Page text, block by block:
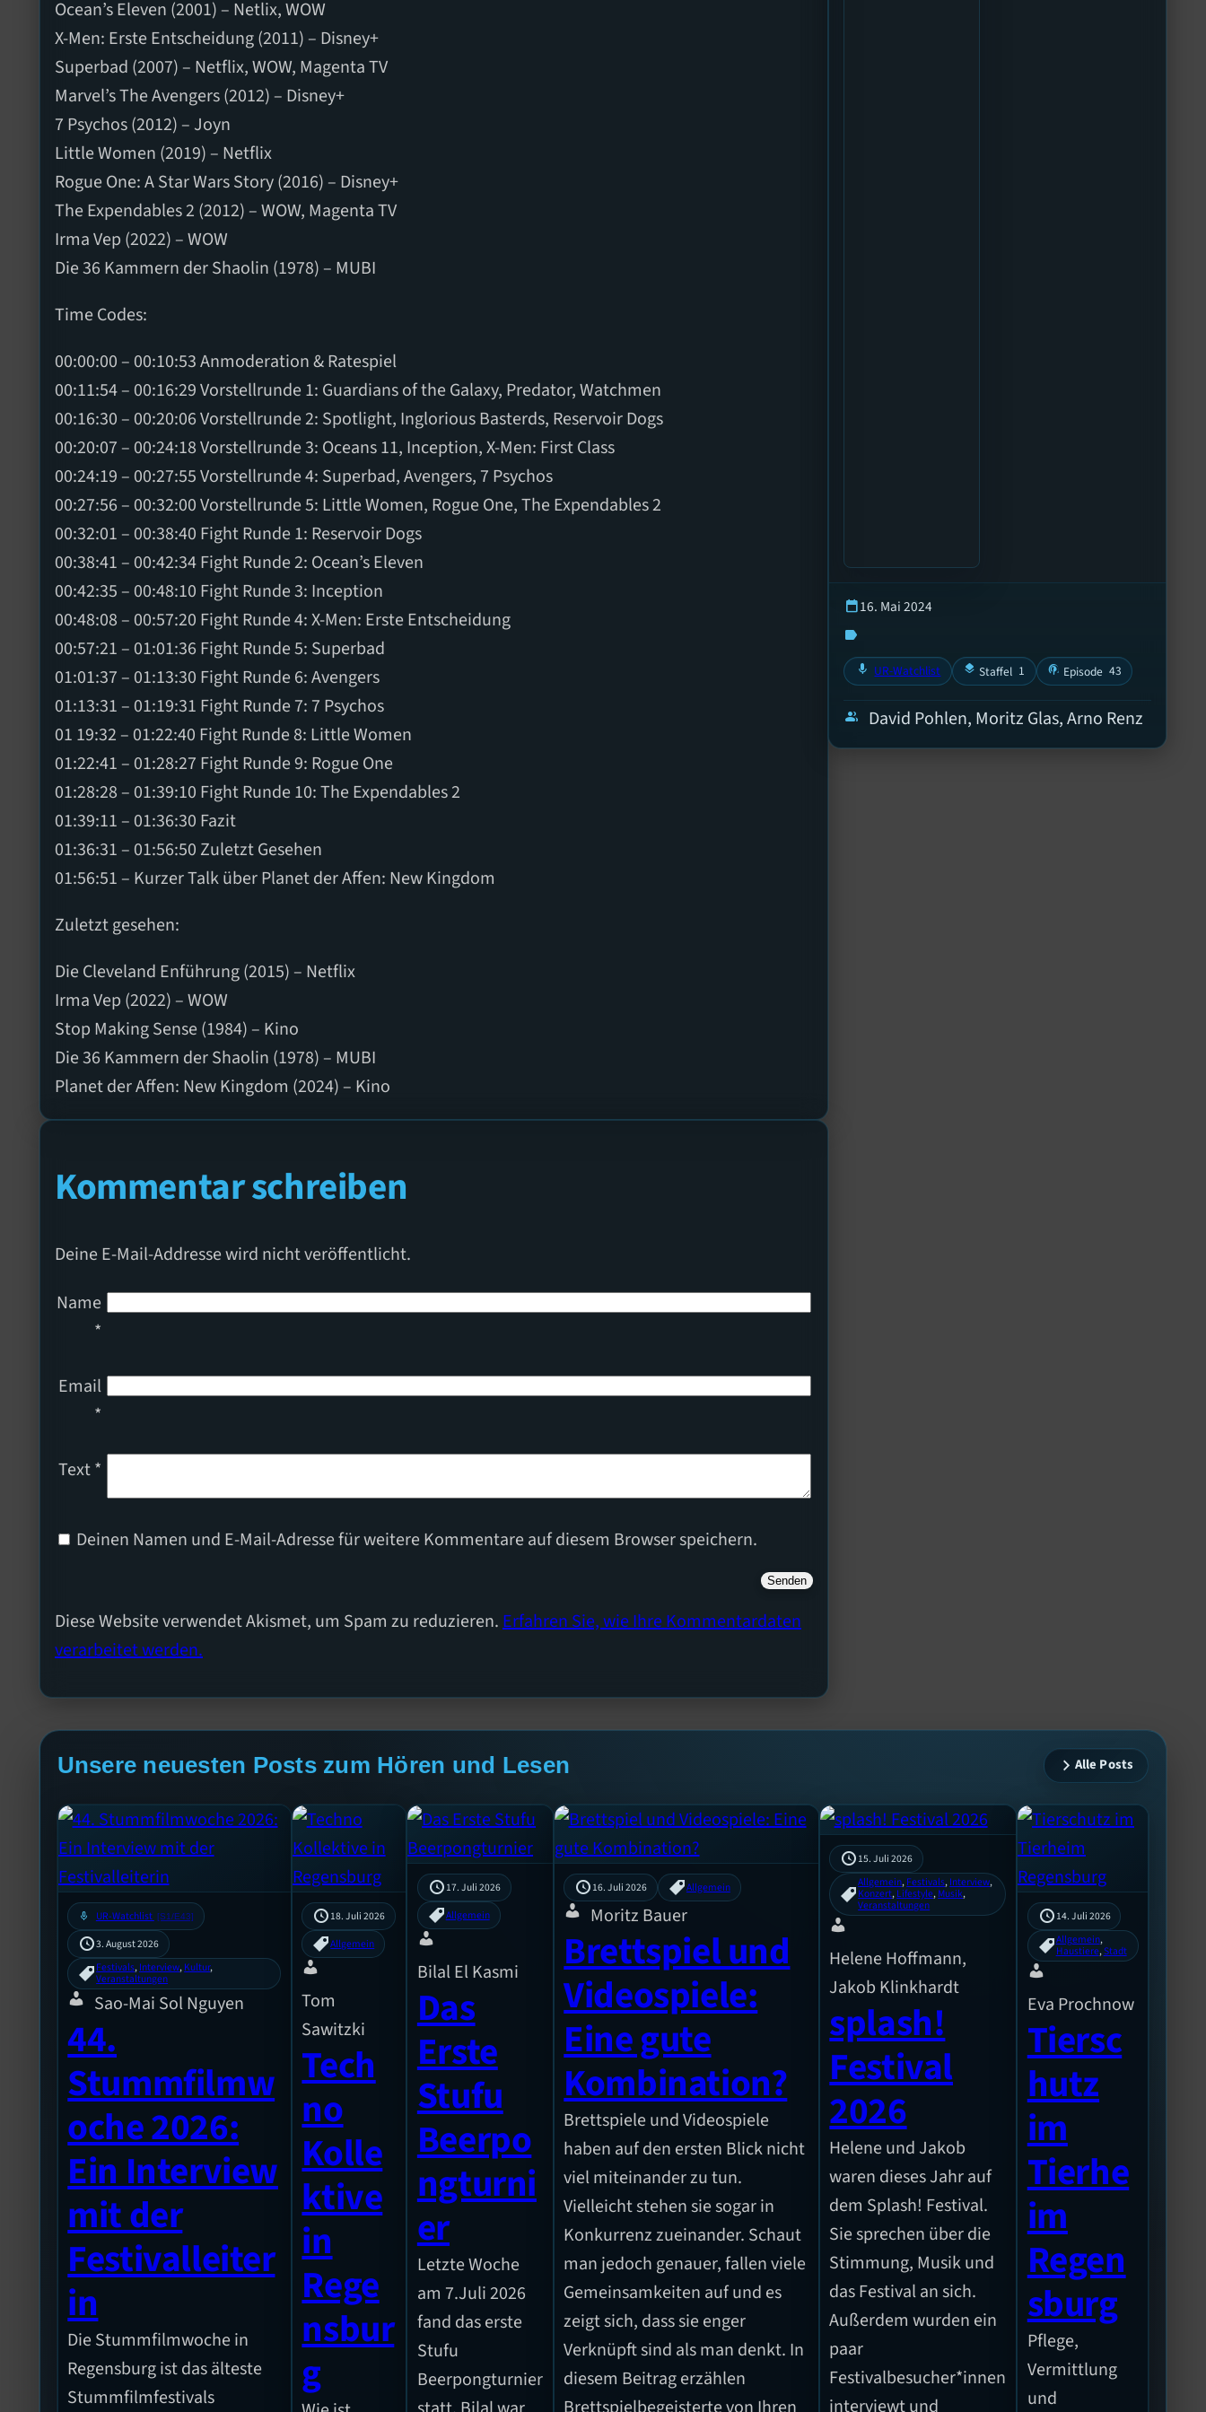
Ocean’s Eleven (2001) – Netlix, WOW
X-Men: Erste Entscheidung (2011) – Disney+
Superbad (2007) – Netflix, WOW, Magenta TV
Marvel’s The Avengers (2012) – Disney+
7 Psychos (2012) – Joyn
Little Women (2019) – Netflix
Rogue One: A Star Wars Story (2016) – Disney+
The Expendables 2 (2012) – WOW, Magenta TV
Irma Vep (2022) – WOW
Die 36 Kammern der Shaolin (1978) – MUBI
Time Codes:
00:00:00 – 00:10:53 Anmoderation & Ratespiel
00:11:54 – 00:16:29 Vorstellrunde 1: Guardians of the Galaxy, Predator, Watchmen
00:16:30 – 00:20:06 Vorstellrunde 2: Spotlight, Inglorious Basterds, Reservoir Dogs
00:20:07 – 00:24:18 Vorstellrunde 3: Oceans 11, Inception, X-Men: First Class
00:24:19 – 00:27:55 Vorstellrunde 4: Superbad, Avengers, 7 Psychos
00:27:56 – 00:32:00 Vorstellrunde 5: Little Women, Rogue One, The Expendables 2
00:32:01 – 00:38:40 Fight Runde 1: Reservoir Dogs
00:38:41 – 00:42:34 Fight Runde 2: Ocean’s Eleven
00:42:35 – 00:48:10 Fight Runde 3: Inception
00:48:08 – 00:57:20 Fight Runde 4: X-Men: Erste Entscheidung
00:57:21 – 01:01:36 Fight Runde 5: Superbad
01:01:37 – 01:13:30 Fight Runde 6: Avengers
01:13:31 – 01:19:31 Fight Runde 7: 7 Psychos
01 19:32 – 01:22:40 Fight Runde 8: Little Women
01:22:41 – 01:28:27 Fight Runde 9: Rogue One
01:28:28 – 01:39:10 Fight Runde 10: The Expendables 2
01:39:11 – 01:36:30 Fazit
01:36:31 – 01:56:50 Zuletzt Gesehen
01:56:51 – Kurzer Talk über Planet der Affen: New Kingdom
Zuletzt gesehen:
Die Cleveland Enführung (2015) – Netflix
Irma Vep (2022) – WOW
Stop Making Sense (1984) – Kino
Die 36 Kammern der Shaolin (1978) – MUBI
Planet der Affen: New Kingdom (2024) – Kino
Kommentar schreiben
Deine E-Mail-Addresse wird nicht veröffentlicht.
Name
*
Email
*
Text*
Deinen Namen und E-Mail-Adresse für weitere Kommentare auf diesem Browser speichern.
Diese Website verwendet Akismet, um Spam zu reduzieren.Erfahren Sie, wie Ihre Kommentardaten
verarbeitet werden.
calendar_today16. Mai 2024
label
mic UR-Watchlist layers Staffel 1 podcasts Episode 43
group David Pohlen, Moritz Glas, Arno Renz
Unsere neuesten Posts zum Hören und Lesen Alle Posts
mic UR-Watchlist [S1/E43]
3. August 2026
Festivals, Interview, Kultur
Veranstaltungen
Sao-Mai Sol Nguyen
44.
Stummfilmw
oche 2026:
Ein Interview
mit der
Festivalleiter
in
Die Stummfilmwoche in
Regensburg ist das älteste
Stummfilmfestivals
18. Juli 2026
Allgemein
Tom
Sawitzki
Tech
no
Kolle
ktive
in
Rege
nsbur
g
17. Juli 2026
Allgemein
Bilal El Kasmi
Das
Erste
Stufu
Beerpo
ngturni
er
Letzte Woche
am 7.Juli 2026
fand das erste
Stufu
Beerpongturnier
16. Juli 2026 Allgemein
Moritz Bauer
Brettspiel und
Videospiele:
Eine gute
Kombination?
Brettspiele und Videospiele
haben auf den ersten Blick nicht
viel miteinander zu tun.
Vielleicht stehen sie sogar in
Konkurrenz zueinander. Schaut
man jedoch genauer, fallen viele
Gemeinsamkeiten auf und es
zeigt sich, dass sie enger
Verknüpft sind als man denkt. In
diesem Beitrag erzählen
15. Juli 2026
Allgemein, Festivals, Interview
Konzert, Lifestyle, Musik
Veranstaltungen
Helene Hoffmann,
Jakob Klinkhardt
splash!
Festival
2026
Helene und Jakob
waren dieses Jahr auf
dem Splash! Festival.
Sie sprechen über die
Stimmung, Musik und
das Festival an sich.
Außerdem wurden ein
paar
Festivalbesucher*innen
interviewt und
14. Juli 2026
Allgemein,
Haustiere, Stadt
Eva Prochnow
Tiersc
hutz
im
Tierhe
im
Regen
sburg
Pflege,
Vermittlung
und